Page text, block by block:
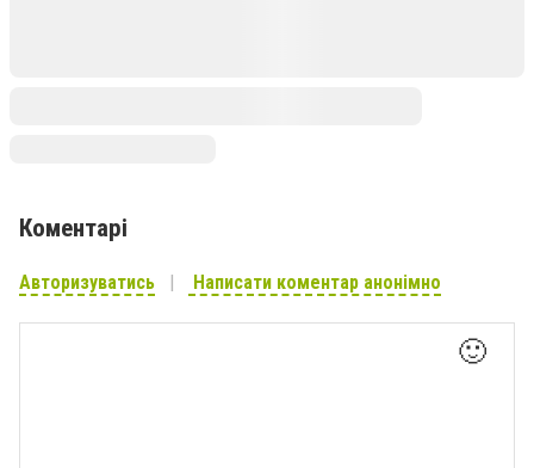
Коментарі
Авторизуватись Написати коментар анонімно
🙂